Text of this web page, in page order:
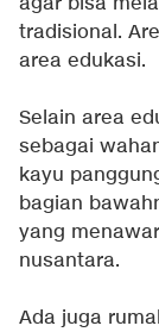
tradisional.
area edukasi.
Selain area
sebagai
kayu
bagian
yang
nusantara.
Ada juga